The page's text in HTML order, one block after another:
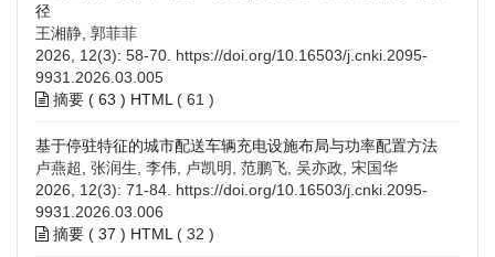
径
王湘静, 郭菲菲
2026, 12(3): 58-70. https://doi.org/10.16503/j.cnki.2095-
9931.2026.03.005
摘要 ( 63 ) HTML ( 61 )
基于停驻特征的城市配送车辆充电设施布局与功率配置方法
卢燕超, 张润生, 李伟, 卢凯明, 范鹏飞, 吴亦政, 宋国华
2026, 12(3): 71-84. https://doi.org/10.16503/j.cnki.2095-
9931.2026.03.006
摘要 ( 37 ) HTML ( 32 )